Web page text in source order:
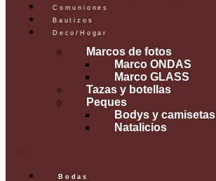
Comuniones
Bautizos
Deco/Hogar
Marcos de fotos
Marco ONDAS
Marco GLASS
Tazas y botellas
Peques
Bodys y camisetas
Natalicios
Bodas